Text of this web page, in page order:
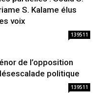
S. Kalame élus
voix
139511
de l’opposition
politique
139511